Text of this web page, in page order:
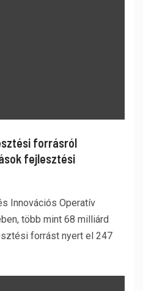
forrásról
fejlesztési
Innovációs Operatív
több mint 68 milliárd
forrást nyert el 247